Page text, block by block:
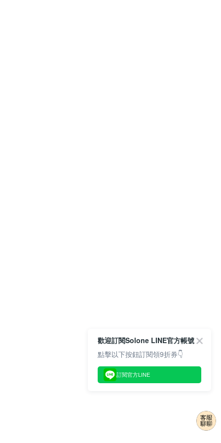
歡迎訂閱Solone LINE官方帳號
點擊以下按鈕訂閱領9折券👇
訂閱官方LINE